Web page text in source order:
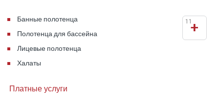
Банные полотенца
Полотенца для бассейна
Лицевые полотенца
Халаты
+
11
Платные услуги